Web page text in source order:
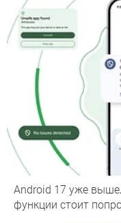
Android 17 уже
функции стоит